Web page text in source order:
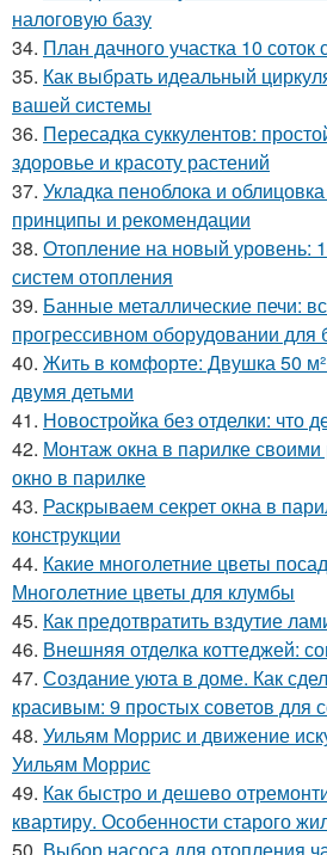
налоговую базу
34. План дачного участка 10
35. Как выбрать идеальный
вашей системы
36. Пересадка суккулентов:
здоровье и красоту растений
37. Укладка пеноблока и
принципы и рекомендации
38. Отопление на новый уровень:
систем отопления
39. Банные металлические печи:
прогрессивном оборудовании для
40. Жить в комфорте: Двушка 50
двумя детьми
41. Новостройка без отделки: что
42. Монтаж окна в парилке
окно в парилке
43. Раскрываем секрет окна в
конструкции
44. Какие многолетние цветы
Многолетние цветы для клумбы
45. Как предотвратить вздутие
46. Внешняя отделка коттеджей:
47. Создание уюта в доме. Как
красивым: 9 простых советов для
48. Уильям Моррис и движение
Уильям Моррис
49. Как быстро и дешево
квартиру. Особенности старого